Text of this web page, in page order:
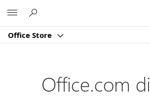
Office Store
Office.com di